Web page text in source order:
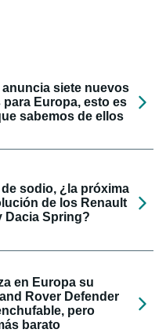
anuncia siete nuevos
para Europa, esto es
sabemos de ellos
de sodio, ¿la próxima
de los Renault
Dacia Spring?
en Europa su
Rover Defender
pero
barato